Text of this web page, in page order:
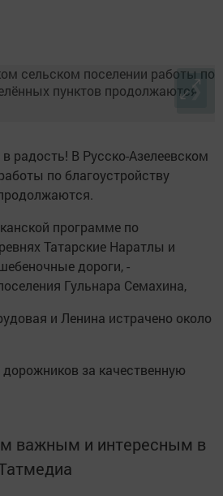
❯
радость! В Русско-Азелеевском
по благоустройству
программе по
Татарские Наратлы и
дороги, -
Гульнара Семахина,
и Ленина истрачено около
за качественную
важным и интересным в